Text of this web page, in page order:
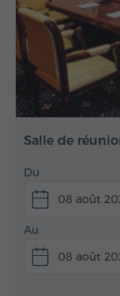
Salle de
Du
08 août
Au
08 août